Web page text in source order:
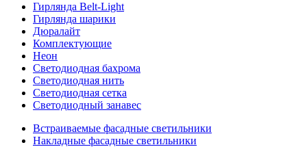
Гирлянда Belt-Light
Гирлянда шарики
Дюралайт
Комплектующие
Неон
Светодиодная бахрома
Светодиодная нить
Светодиодная сетка
Светодиодный занавес
Встраиваемые фасадные светильники
Накладные фасадные светильники